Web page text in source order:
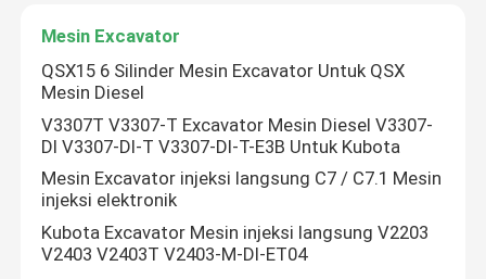
Suku Cadang Hidrolik Ekskavator
Bagian-bagian bagian bawah excavator
motor ekskavator
Mesin Excavator
QSX15 6 Silinder Mesin Excavator Untuk QSX
Mesin Diesel
V3307T V3307-T Excavator Mesin Diesel V3307-
DI V3307-DI-T V3307-DI-T-E3B Untuk Kubota
Mesin Excavator injeksi langsung C7 / C7.1 Mesin
injeksi elektronik
Kubota Excavator Mesin injeksi langsung V2203
V2403 V2403T V2403-M-DI-ET04